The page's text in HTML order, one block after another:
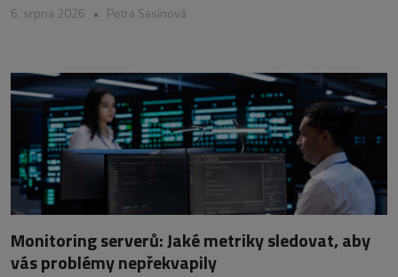
6. srpna 2026 • Petra Sasínová
Monitoring serverů: Jaké metriky sledovat, aby
vás problémy nepřekvapily